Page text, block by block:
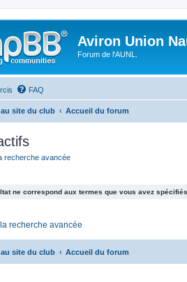
Aviron Union
Forum de l'AUNL.
FAQ
site du club Accueil du forum
recherche avancée
ne correspond aux termes que vous avez spécifiés.
recherche avancée
site du club Accueil du forum